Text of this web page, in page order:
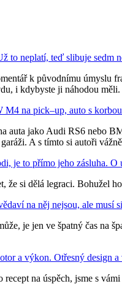
to neplatí, teď slibuje sedm
k původnímu úmyslu
i kdybyste ji náhodou měli.
na pick–up, auto s
auta jako Audi RS6 nebo
A s tímto si autoři
je to přímo jeho zásluha. O
že si dělá legraci. Bohužel
na něj nejsou, ale musí
je jen ve špatný čas na
a výkon. Otřesný design a
na úspěch, jsme s